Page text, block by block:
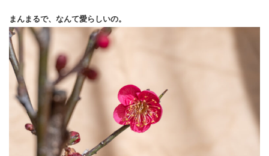
まんまるで、なんて愛らしいの。